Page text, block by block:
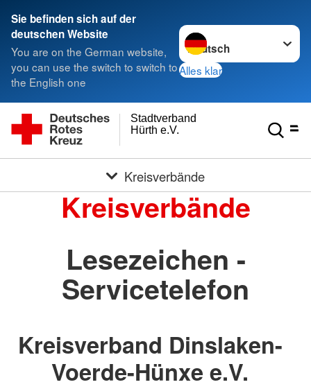
Sie befinden sich auf der
deutschen Website
You are on the German website,
you can use the switch to switch to
the English one
Sprache wechseln zu
Alles klar
Hürth e.V.
Stadtverband
Kreisverbände
Kreisverbände
Lesezeichen -
Servicetelefon
Kreisverband Dinslaken-
Voerde-Hünxe e.V.